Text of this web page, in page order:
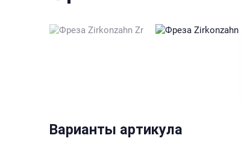
Варианты артикула